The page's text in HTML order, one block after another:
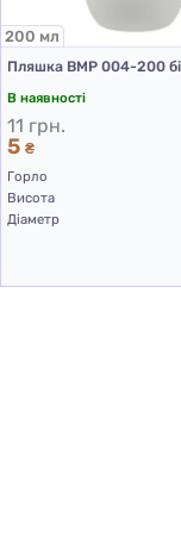
200 мл
В наявності
11 грн.
5 ₴
Горло
Висота
Діаметр